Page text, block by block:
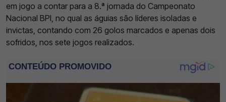
em jogo a contar para a 8.ª jornada do Campeonato
Nacional BPI, no qual as águias são líderes isoladas e
invictas, contando com 26 golos marcados e apenas dois
sofridos, nos sete jogos realizados.